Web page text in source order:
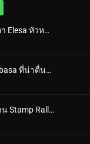
ตอนที่ 01 เข้ามาหา Elesa หัวหน้ายิมที่มีพลังไฟฟ้า!
ตอนที่ 02 ยิม Nimbasa ที่น่าตื่นตาตื่นใจ!
ตอนที่ 03 แพ้ในงาน Stamp Rally!